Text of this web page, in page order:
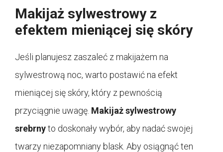
Makijaż sylwestrowy z
efektem mieniącej się skóry
Jeśli planujesz zaszaleć z makijażem na
sylwestrową noc, warto postawić na efekt
mieniącej się skóry, który z pewnością
przyciągnie uwagę. Makijaż sylwestrowy
srebrnyto doskonały wybór, aby nadać swojej
twarzy niezapomniany blask. Aby osiągnąć ten